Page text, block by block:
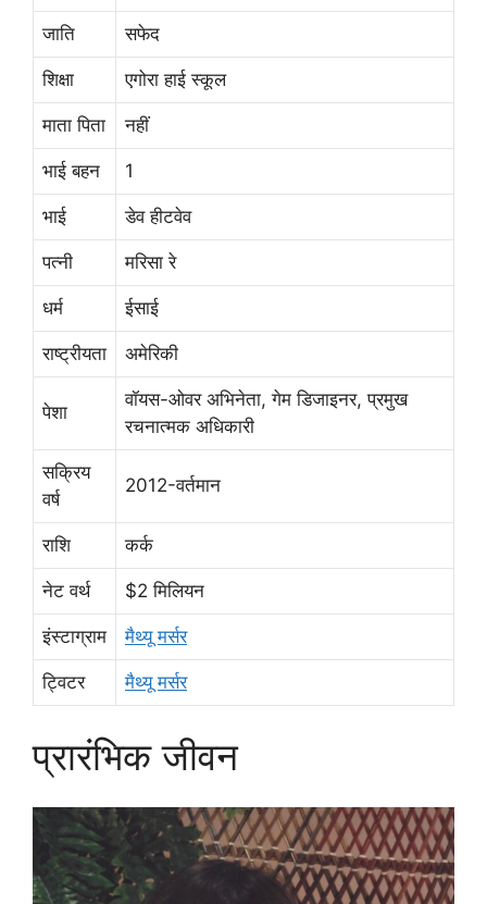
जाति सफेद
शिक्षा एगोरा हाई स्कूल
माता पिता नहीं
भाई बहन 1
भाई डेव हीटवेव
पत्नी मरिसा रे
धर्म ईसाई
राष्ट्रीयता अमेरिकी
पेशा
वॉयस-ओवर अभिनेता, गेम डिजाइनर, प्रमुख
रचनात्मक अधिकारी
सक्रिय
वर्ष
2012-वर्तमान
राशि कर्क
नेट वर्थ $2 मिलियन
इंस्टाग्राम मैथ्यू मर्सर
ट्विटर मैथ्यू मर्सर
प्रारंभिक जीवन